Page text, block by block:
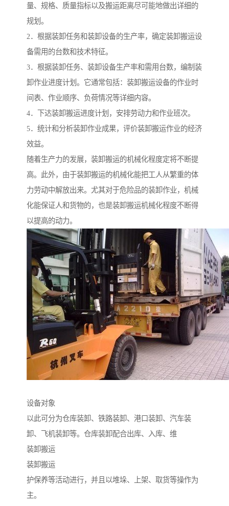
量、规格、质量指标以及搬运距离尽可能地做出详细的
规划。
2．根据装卸任务和装卸设备的生产率，确定装卸搬运设
备需用的台数和技术特征。
3．根据装卸任务、装卸设备生产率和需用台数，编制装
卸作业进度计划。它通常包括：装卸搬运设备的作业时
间表、作业顺序、负荷情况等详细内容。
4．下达装卸搬运进度计划，安排劳动力和作业班次。
5．统计和分析装卸作业成果，评价装卸搬运作业的经济
效益。
随着生产力的发展，装卸搬运的机械化程度定将不断提
高。此外，由于装卸搬运的机械化能把工人从繁重的体
力劳动中解放出来。尤其对于危险品的装卸作业，机械
化能保证人和货物的，也是装卸搬运机械化程度不断得
以提高的动力。
设备对象
以此可分为仓库装卸、铁路装卸、港口装卸、汽车装
卸、飞机装卸等。仓库装卸配合出库、入库、维
装卸搬运
装卸搬运
护保养等活动进行，并且以堆垛、上架、取货等操作为
主。